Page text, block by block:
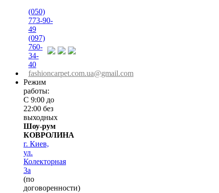
(050)
773-90-
49
(097)
760-
34-
40
fashioncarpet.com.ua@gmail.com
Режим
работы:
С 9:00 до
22:00 без
выходных
Шоу-рум
КОВРОЛИНА
г. Киев,
ул.
Колекторная
3а
(по
договоренности)